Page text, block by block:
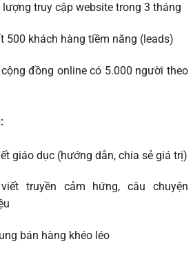
lượng truy cập website trong 3 tháng
500 khách hàng tiềm năng (leads)
đồng online có 5.000 người theo
giáo dục (hướng dẫn, chia sẻ giá trị)
truyền cảm hứng, câu chuyện
bán hàng khéo léo